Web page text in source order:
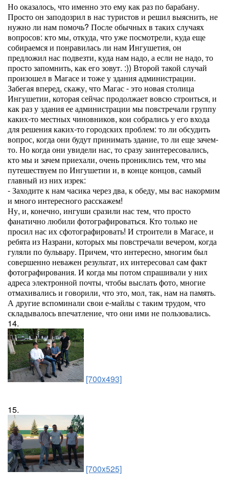
Но оказалось, что именно это ему как раз по барабану.
Просто он заподозрил в нас туристов и решил выяснить, не
нужно ли нам помочь? После обычных в таких случаях
вопросов: кто мы, откуда, что уже посмотрели, куда еще
собираемся и понравилась ли нам Ингушетия, он
предложил нас подвезти, куда нам надо, а если не надо, то
просто запомнить, как его зовут. :)) Второй такой случай
произошел в Магасе и тоже у здания администрации.
Забегая вперед, скажу, что Магас - это новая столица
Ингушетии, которая сейчас продолжает вовсю строиться, и
как раз у здания ее администрации мы повстречали группу
каких-то местных чиновников, кои собрались у его входа
для решения каких-то городских проблем: то ли обсудить
вопрос, когда они будут принимать здание, то ли еще зачем-
то. Но когда они увидели нас, то сразу заинтересовались,
кто мы и зачем приехали, очень прониклись тем, что мы
путешествуем по Ингушетии и, в конце концов, самый
главный из них изрек:
- Заходите к нам часика через два, к обеду, мы вас накормим
и много интересного расскажем!
Ну, и, конечно, ингуши сразили нас тем, что просто
фанатично любили фотографироваться. Кто только не
просил нас их сфотографировать! И строители в Магасе, и
ребята из Назрани, которых мы повстречали вечером, когда
гуляли по бульвару. Причем, что интересно, многим был
совершенно неважен результат, их интересовал сам факт
фотографирования. И когда мы потом спрашивали у них
адреса электронной почты, чтобы выслать фото, многие
отмахивались и говорили, что это, мол, так, нам на память.
А другие вспоминали свои е-майлы с таким трудом, что
складывалось впечатление, что они ими не пользовались.
14.
[700x493]
15.
[700x525]